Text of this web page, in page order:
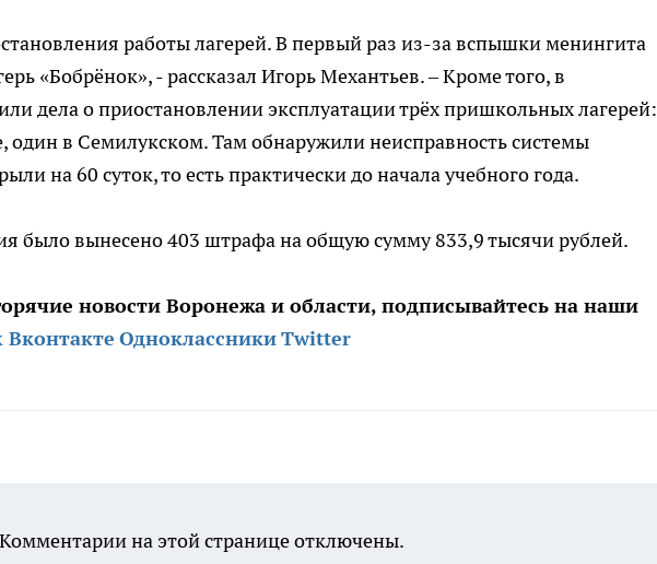
работы лагерей. В первый раз из-за вспышки менингита
«Бобрёнок», - рассказал Игорь Механтьев. – Кроме того, в
дела о приостановлении эксплуатации трёх пришкольных лагерей:
один в Семилукском. Там обнаружили неисправность системы
на 60 суток, то есть практически до начала учебного года.
было вынесено 403 штрафа на общую сумму 833,9 тысячи рублей.
новости Воронежа и области, подписывайтесь на наши
Вконтакте ОдноклассникиTwitter
Комментарии на этой странице отключены.